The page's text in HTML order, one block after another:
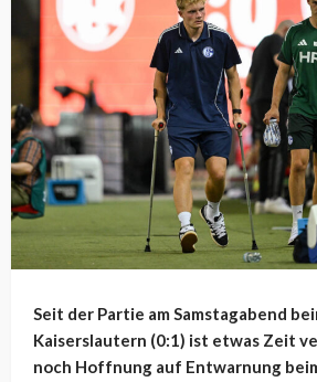
Seit der Partie am Samstagabend
Kaiserslautern (0:1) ist etwas Zeit
noch Hoffnung auf Entwarnung